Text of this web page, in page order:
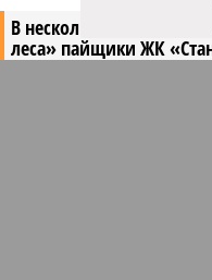
В нескольких станциях
леса» пайщики ЖК
компании Capital Group